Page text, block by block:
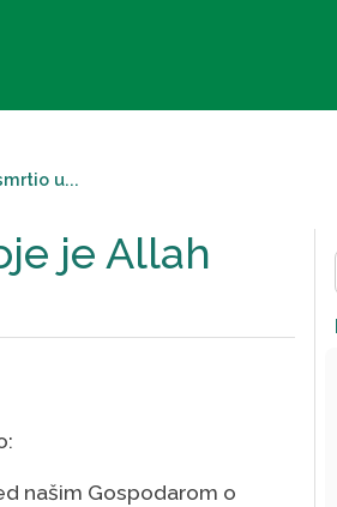
u...
je Allah
našim Gospodarom o